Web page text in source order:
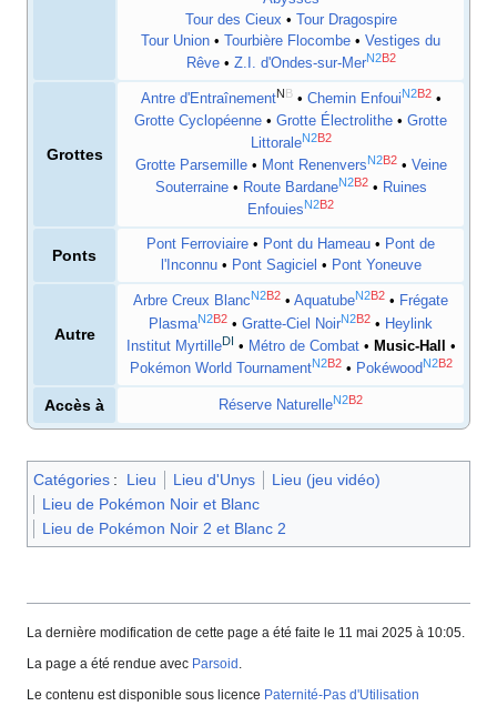
Tour des Cieux •
Tour Dragospire
Tour Union • Tourbière Flocombe • Vestiges du
Rêve• Z.I. d'Ondes-sur-MerN2B2
Grottes
Antre d'EntraînementN B• Chemin EnfouiN2B2•
Grotte Cyclopéenne • Grotte Électrolithe • Grotte
LittoraleN2B2
Grotte Parsemille• Mont RenenversN2B2• Veine
Souterraine• Route BardaneN2B2• Ruines
EnfouiesN2B2
Ponts
Pont Ferroviaire • Pont du Hameau • Pont de
l'Inconnu• Pont Sagiciel • Pont Yoneuve
Autre
Arbre Creux BlancN2B2 • AquatubeN2B2 • Frégate
PlasmaN2B2 • Gratte-Ciel NoirN2B2 • Heylink
Institut MyrtilleDI • Métro de Combat• Music-Hall
•
Pokémon World TournamentN2B2• PokéwoodN2B2
Accès à Réserve NaturelleN2B2
Catégories : Lieu Lieu d'Unys
Lieu (jeu vidéo)
Lieu de Pokémon Noir et Blanc
Lieu de Pokémon Noir 2 et Blanc 2
La dernière modification de cette page a été faite le 11 mai 2025 à 10:05.
La page a été rendue avec Parsoid .
Le contenu est disponible sous licence Paternité-Pas d'Utilisation